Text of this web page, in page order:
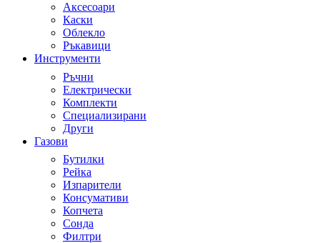
Аксесоари
Каски
Облекло
Ръкавици
Инструменти
Ръчни
Електрически
Комплекти
Специализирани
Други
Газови
Бутилки
Рейка
Изпарители
Консумативи
Копчета
Сонда
Филтри